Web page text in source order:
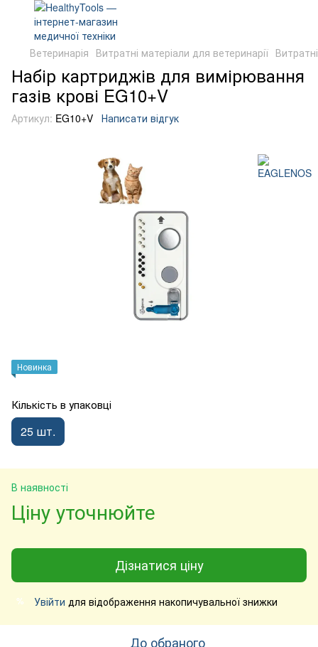
Ветеринарія Витратні матеріали для ветеринарії
Набір картриджів для вимірювання
газів крові EG10+V
Артикул: EG10+V Написати відгук
Новинка
Кількість в упаковці
25 шт.
В наявності
Ціну уточнюйте
Дізнатися ціну
% Увійти для відображення накопичувальної знижки
До обраного